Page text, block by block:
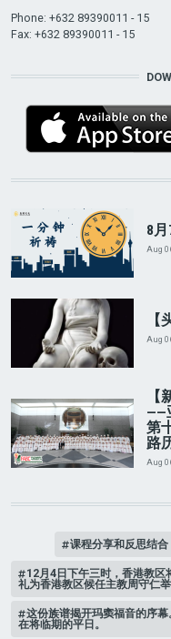
Phone: +632 89390011 - 15
Fax: +632 89390011 - 15
8
Aug
【
Aug
——
第
路
Aug
课程分享和反思结合
12月4日下午三时，香港教区
礼为香港教区候任主教周守仁举
这份族谱揭开玛窦福音的序
在将临期的平日。